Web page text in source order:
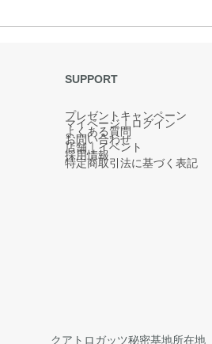
SUPPORT
プレゼントキャンペーン
マイページ｜ログイン
よくある質問
お問い合わせ
店舗｜イベント
採用情報
特定商取引法に基づく表記
クアトロガッツ秘密基地所在